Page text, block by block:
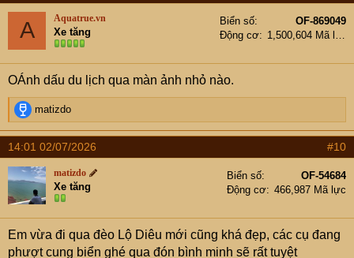
t
o
n
s
:
A Aquatrue.vn
Xe tăng
Biển số
OF-869049
Động cơ
OÁnh dấu du lịch qua màn ảnh nhỏ nào.
R
e
a
c
t
i
o
n
s
:
matizdo
14:01 02/07/2026 #10
matizdo
Xe tăng
Biển số
OF-54684
Động cơ
466,987 Mã lực
Em vừa đi qua đèo Lộ Diêu mới cũng khá đẹp, các cụ đang
phượt cung biển ghé qua đón bình minh sẽ rất tuyệt